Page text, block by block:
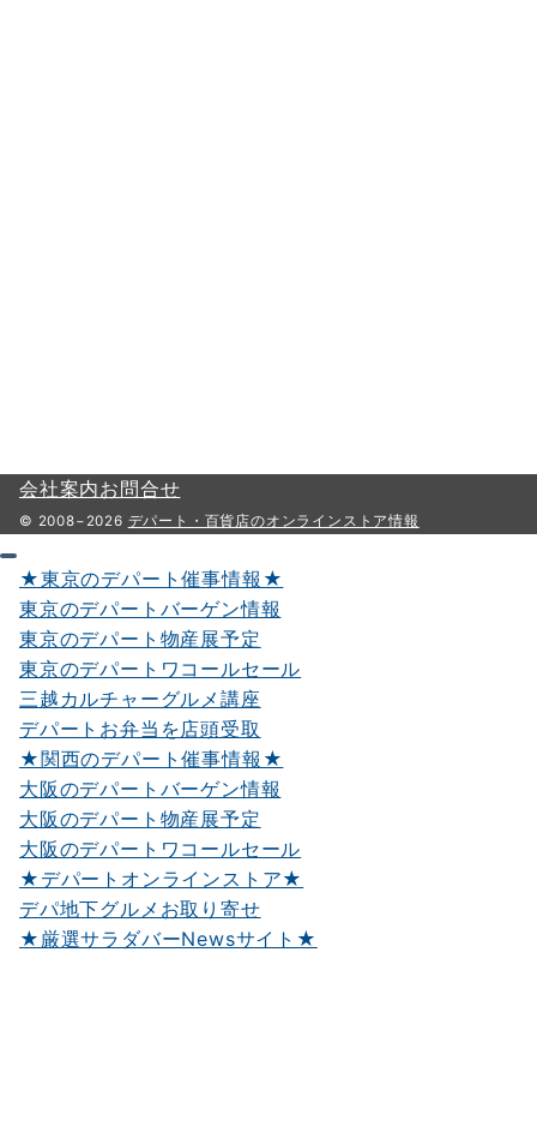
会社案内お問合せ
© 2008−2026 デパート・百貨店のオンラインストア情報
★東京のデパート催事情報★
東京のデパートバーゲン情報
東京のデパート物産展予定
東京のデパートワコールセール
三越カルチャーグルメ講座
デパートお弁当を店頭受取
★関西のデパート催事情報★
大阪のデパートバーゲン情報
大阪のデパート物産展予定
大阪のデパートワコールセール
★デパートオンラインストア★
デパ地下グルメお取り寄せ
★厳選サラダバーNewsサイト★